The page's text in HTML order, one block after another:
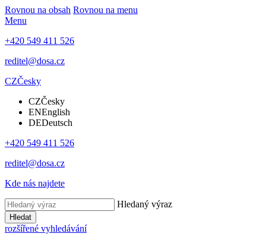
Rovnou na obsah Rovnou na menu
Menu
+420 549 411 526
reditel@dosa.cz
CZČesky
CZČesky
ENEnglish
DEDeutsch
+420 549 411 526
reditel@dosa.cz
Kde nás najdete
Hledaný výraz
Hledat
rozšířené vyhledávání